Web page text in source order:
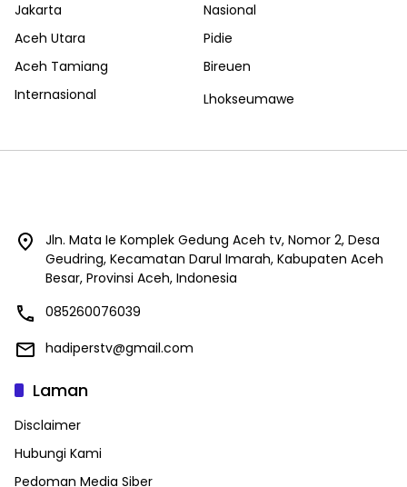
Jakarta
Nasional
Aceh Utara
Pidie
Aceh Tamiang
Bireuen
Internasional
Lhokseumawe
Jln. Mata Ie Komplek Gedung Aceh tv, Nomor 2, Desa
Geudring, Kecamatan Darul Imarah, Kabupaten Aceh
Besar, Provinsi Aceh, Indonesia
085260076039
hadiperstv@gmail.com
Laman
Disclaimer
Hubungi Kami
Pedoman Media Siber